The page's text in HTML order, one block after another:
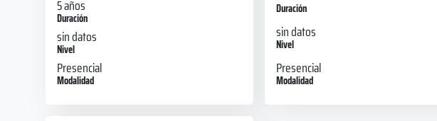
5 años
Duración
sin datos
Nivel
Presencial
Modalidad
Duración
sin datos
Nivel
Presencial
Modalidad